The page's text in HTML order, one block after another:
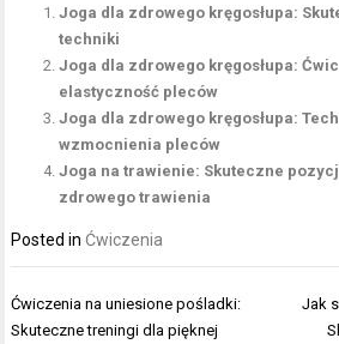
Joga dla zdrowego kręgosłupa:
techniki
Joga dla zdrowego kręgosłupa:
elastyczność pleców
Joga dla zdrowego kręgosłupa:
wzmocnienia pleców
Joga na trawienie: Skuteczne
zdrowego trawienia
Posted in Ćwiczenia
Nawigacja
wpisu
Ćwiczenia na uniesione pośladki:
Skuteczne treningi dla pięknej
Jak